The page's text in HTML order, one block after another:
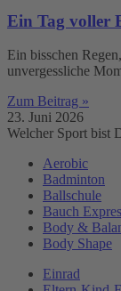
Ein Tag voller
Ein bisschen
unvergessliche
Zum Beitrag »
23. Juni 2026
Welcher Sport bist
Aerobic
Badminton
Ballschule
Bauch
Body &
Body Shape
Einrad